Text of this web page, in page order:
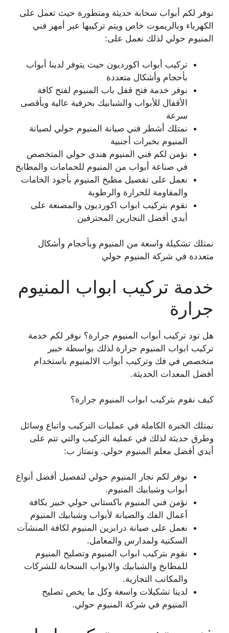
نوفر لكم أبواب سحابة حديثة ومتطورة حيث تعمل على
الكهرباء وبالريموت خاص ويتم تركيبها عبر أمهر فني
المنيوم حولي لذلك نعمل على:
تركيب أبواب اكورديون حيث يتوفر لدينا أبواب
بأحجام وأشكال متعددة
نوفر خدمة فتح قفل باب المنيوم لفتح كافة
الأقفال للأبواب والشبابيك بحرفية عالية وبأقصى
سرعة
نمتلك أشطر فني صيانة المنيوم حولي لصيانة
المنيوم بخبرات أجنبية
نؤمن لكم فني المنيوم هندي حولي المتخصص
في صناعة أبواب من المنيوم للحمامات والمطابخ
نعمل على تفصيل مطبخ المنيوم بأجود الخامات
والمقاومة للحرارة والرطوبة
نقوم بتركيب ابواب اكورديون والمصنعة على
أيدي أفضل النجارين المحترفين
نمتلك تشكيلة واسعة من المنيوم وبأحجام وأشكال
متعددة في شركة المنيوم حولي
خدمة تركيب ابواب المنيوم
جرارة
هل تود تركيب أبواب المنيوم جرارة؟ نوفر لكم خدمة
تركيب ابواب المنيوم جرارة لذلك بواسطة خبير
متخصص في فك وتركيب أبواب الالمنيوم باستخدام
أفضل المعدات الحديثة.
كيف نقوم بتركيب ابواب المنيوم جرارة؟
نمتلك الخبرة الكاملة في عمليات التركيب واتباع وسائل
وطرق حديثة لذلك في عملية التركيب والتي تتم على
أيدي أفضل معلم المنيوم حولي. ونمتاز ب:
نوفر لكم نجار المنيوم حولي لتفصيل أفضل أنواع
أبواب وشبابيك المنيوم.
نؤمن فني المنيوم باكستاني حولي خبير بكافة
أعمال الفك والصيانة لأبواب وشبابيك المنيوم
نعمل على صيانة درابزين المنيوم لكافة المنشآت
السكنية ولمدارس والمعامل.
نقوم بتركيب ابواب المنيوم وتصليح المنيوم
للمطابخ والشبابيك والابواب السحابة للشركات
والمكاتب التجارية.
لدينا تشكيلات واسعة وكل ما يخص تصليح
المنيوم في شركة المنيوم حولي.